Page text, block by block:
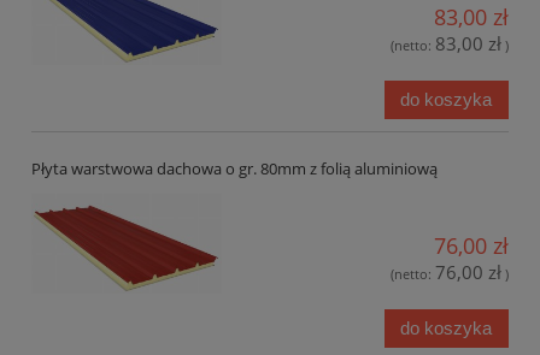
83,00 zł
(netto: 83,00 zł )
do koszyka
Płyta warstwowa dachowa o gr. 80mm z folią aluminiową
76,00 zł
(netto: 76,00 zł )
do koszyka